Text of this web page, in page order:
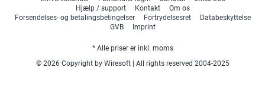
Hjælp / support
Kontakt
Om os
Forsendelses- og betalingsbetingelser
Fortrydelsesret
Databeskyttelse
GVB
Imprint
* Alle priser er inkl. moms
© 2026 Copyright by Wiresoft | All rights reserved 2004-2025